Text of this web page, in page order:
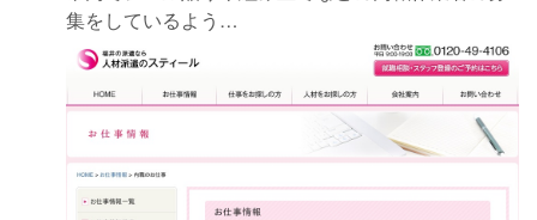
集をしているよう…